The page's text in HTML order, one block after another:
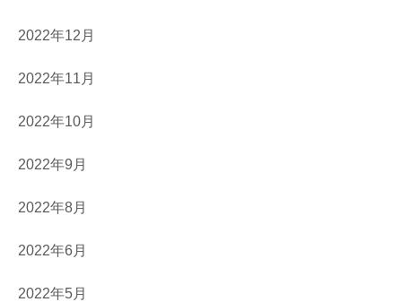
2022年12月
2022年11月
2022年10月
2022年9月
2022年8月
2022年6月
2022年5月